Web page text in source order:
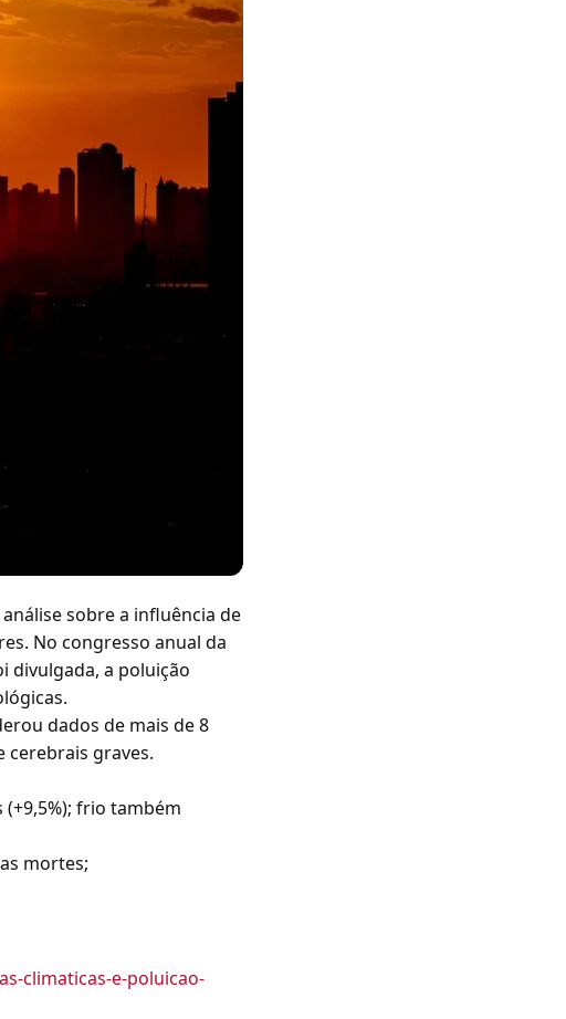
sobre a influência de
No congresso anual da
divulgada, a poluição
dados de mais de 8
cerebrais graves.
frio também
mortes;
climaticas-e-poluicao-